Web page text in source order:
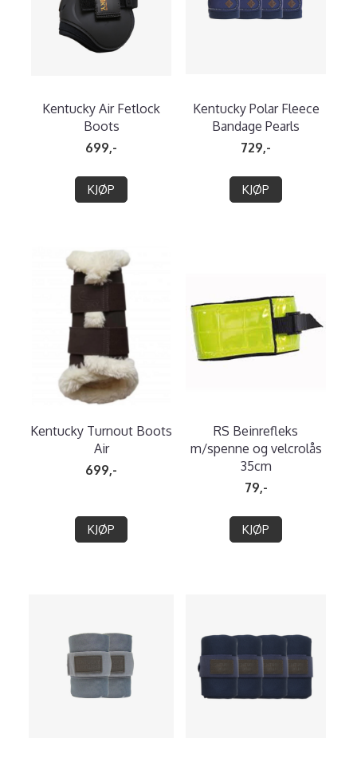
Kentucky Air Fetlock
Boots
699,-
KJØP
Kentucky Polar Fleece
Bandage Pearls
729,-
KJØP
Kentucky Turnout Boots
Air
699,-
KJØP
RS Beinrefleks
m/spenne og velcrolås
35cm
79,-
KJØP